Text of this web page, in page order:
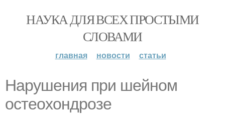
НАУКА ДЛЯ ВСЕХ ПРОСТЫМИ
СЛОВАМИ
главная новости статьи
Нарушения при шейном
остеохондрозе